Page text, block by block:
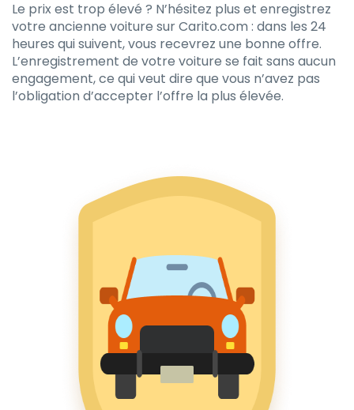
Le prix est trop élevé ? N’hésitez plus et enregistrez
votre ancienne voiture sur Carito.com : dans les 24
heures qui suivent, vous recevrez une bonne offre.
L’enregistrement de votre voiture se fait sans aucun
engagement, ce qui veut dire que vous n’avez pas
l’obligation d’accepter l’offre la plus élevée.